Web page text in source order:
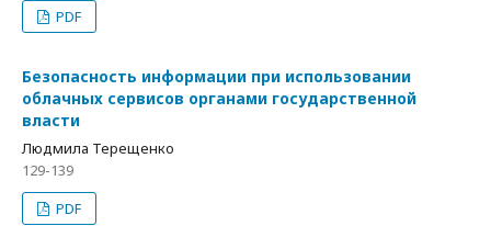
PDF
Безопасность информации при использовании
облачных сервисов органами государственной
власти
Людмила Терещенко
129-139
PDF